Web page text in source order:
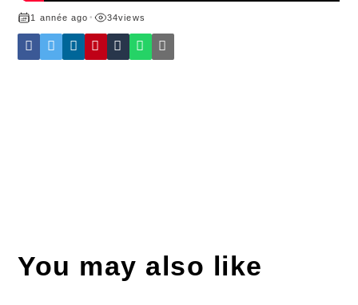
1 année ago • 34views
You may also like